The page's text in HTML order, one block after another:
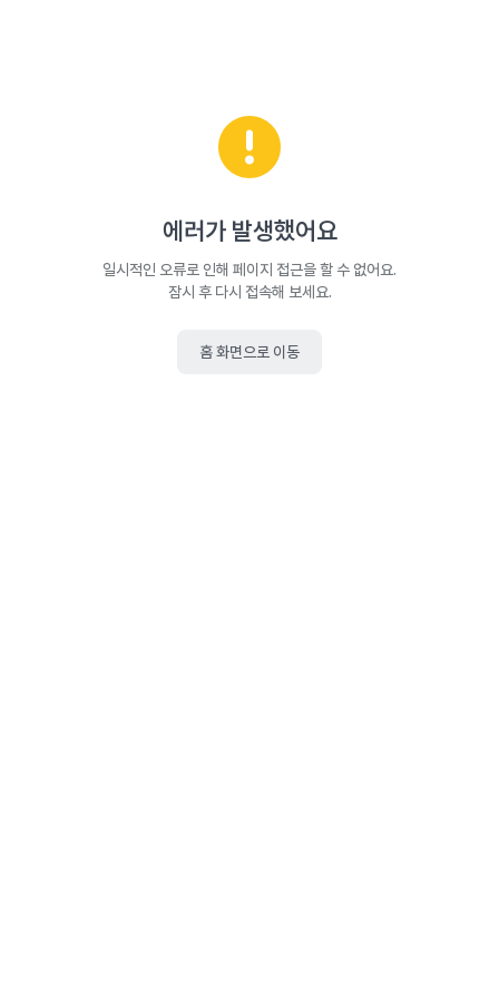
에러가 발생했어요
일시적인 오류로 인해 페이지 접근을 할 수 없어요.
잠시 후 다시 접속해 보세요.
홈 화면으로 이동